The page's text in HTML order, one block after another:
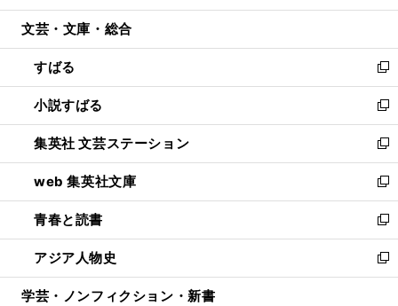
開
ウ
開
く
ン
ウ
で
開
く
ウ
ン
ド
ウ
で
開
く
文芸・文庫・総合
すばる
新
し
い
ウ
ィ
ン
ド
ウ
で
開
く
小説すばる
新
し
い
ウ
ィ
ン
ド
ウ
で
開
集英社 文芸ステーション
新
し
い
ウ
ィ
ン
ド
ウ
web 集英社文庫
新
し
い
ウ
ィ
ン
青春と読書
新
し
い
ウ
アジア人物史
新
し
学芸・ノンフィクション・新書